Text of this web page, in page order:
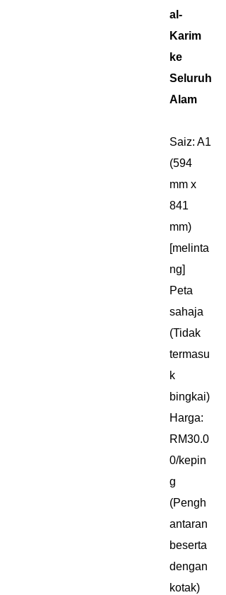
al-
Karim
ke
Seluruh
Alam
Saiz: A1
(594
mm x
841
mm)
[melinta
ng]
Peta
sahaja
(Tidak
termasu
k
bingkai)
Harga:
RM30.0
0/kepin
g
(Pengh
antaran
beserta
dengan
kotak)